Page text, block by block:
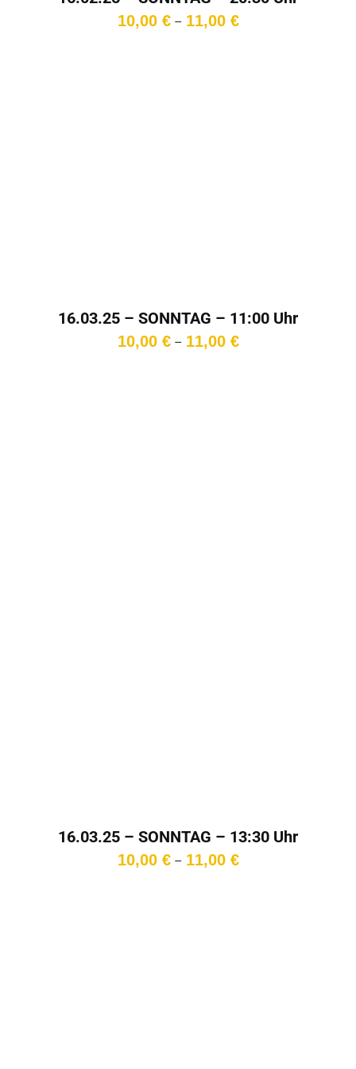
10,00 € – 11,00 €Preisspanne:
16.03.25 – SONNTAG – 11:00 Uhr
10,00 € – 11,00 €Preisspanne:
16.03.25 – SONNTAG – 13:30 Uhr
10,00 € – 11,00 €Preisspanne: